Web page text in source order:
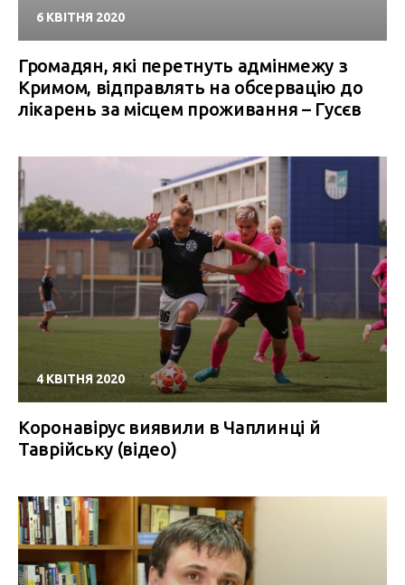
6 КВІТНЯ 2020
Громадян, які перетнуть адмінмежу з
Кримом, відправлять на обсервацію до
лікарень за місцем проживання – Гусєв
4 КВІТНЯ 2020
Коронавірус виявили в Чаплинці й
Таврійську (відео)